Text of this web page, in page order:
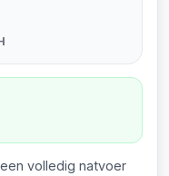
volledig natvoer